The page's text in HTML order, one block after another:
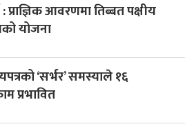
: प्राज्ञिक आवरणमा तिब्बत पक्षीय
योजना
‘सर्भर’ समस्याले १६
प्रभावित